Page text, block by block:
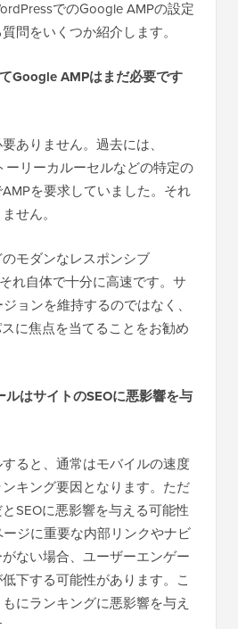
でのGoogle AMPの設定
問をいくつか紹介します。
Google AMPはまだ必要です
ありません。過去には、
リーカルーセルなどの特定の
を要求していました。それ
せん。
モダンなレスポンシブ
れ自体で十分に高速です。サ
ョンを維持するのではなく、
に焦点を当てることをお勧め
はサイトのSEOに悪影響を与
ると、通常はモバイルの速度
キング要因となります。ただ
SEOに悪影響を与える可能性
ジに重要な内部リンクやナビ
ない場合、ユーザーエンゲー
下する可能性があります。こ
にランキングに悪影響を与え